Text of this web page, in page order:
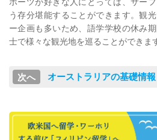
う存分堪能することができます。観
ー企画も多いため、語学学校の休み
士で様々な観光地を巡ることができま
オーストラリアの基礎情報